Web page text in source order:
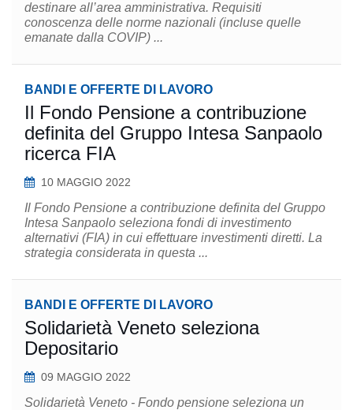
destinare all’area amministrativa. Requisiti
conoscenza delle norme nazionali (incluse quelle
emanate dalla COVIP) ...
BANDI E OFFERTE DI LAVORO
Il Fondo Pensione a contribuzione
definita del Gruppo Intesa Sanpaolo
ricerca FIA
10 MAGGIO 2022
Il Fondo Pensione a contribuzione definita del Gruppo
Intesa Sanpaolo seleziona fondi di investimento
alternativi (FIA) in cui effettuare investimenti diretti. La
strategia considerata in questa ...
BANDI E OFFERTE DI LAVORO
Solidarietà Veneto seleziona
Depositario
09 MAGGIO 2022
Solidarietà Veneto - Fondo pensione seleziona un